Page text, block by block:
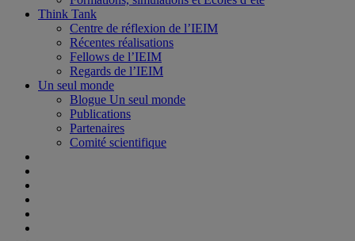
Think Tank
Centre de réflexion de l’IEIM
Récentes réalisations
Fellows de l’IEIM
Regards de l’IEIM
Un seul monde
Blogue Un seul monde
Publications
Partenaires
Comité scientifique